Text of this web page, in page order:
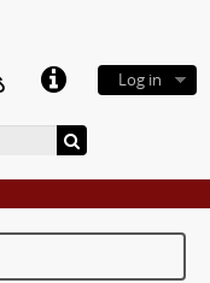
Log in